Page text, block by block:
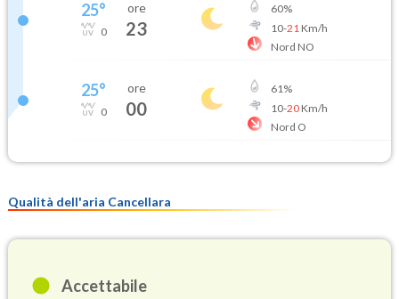
25°
0
ore
23
60%
10-21 Km/h
Nord NO
25°
0
ore
00
61%
10-20Km/h
Nord O
Qualità dell'aria Cancellara
Accettabile